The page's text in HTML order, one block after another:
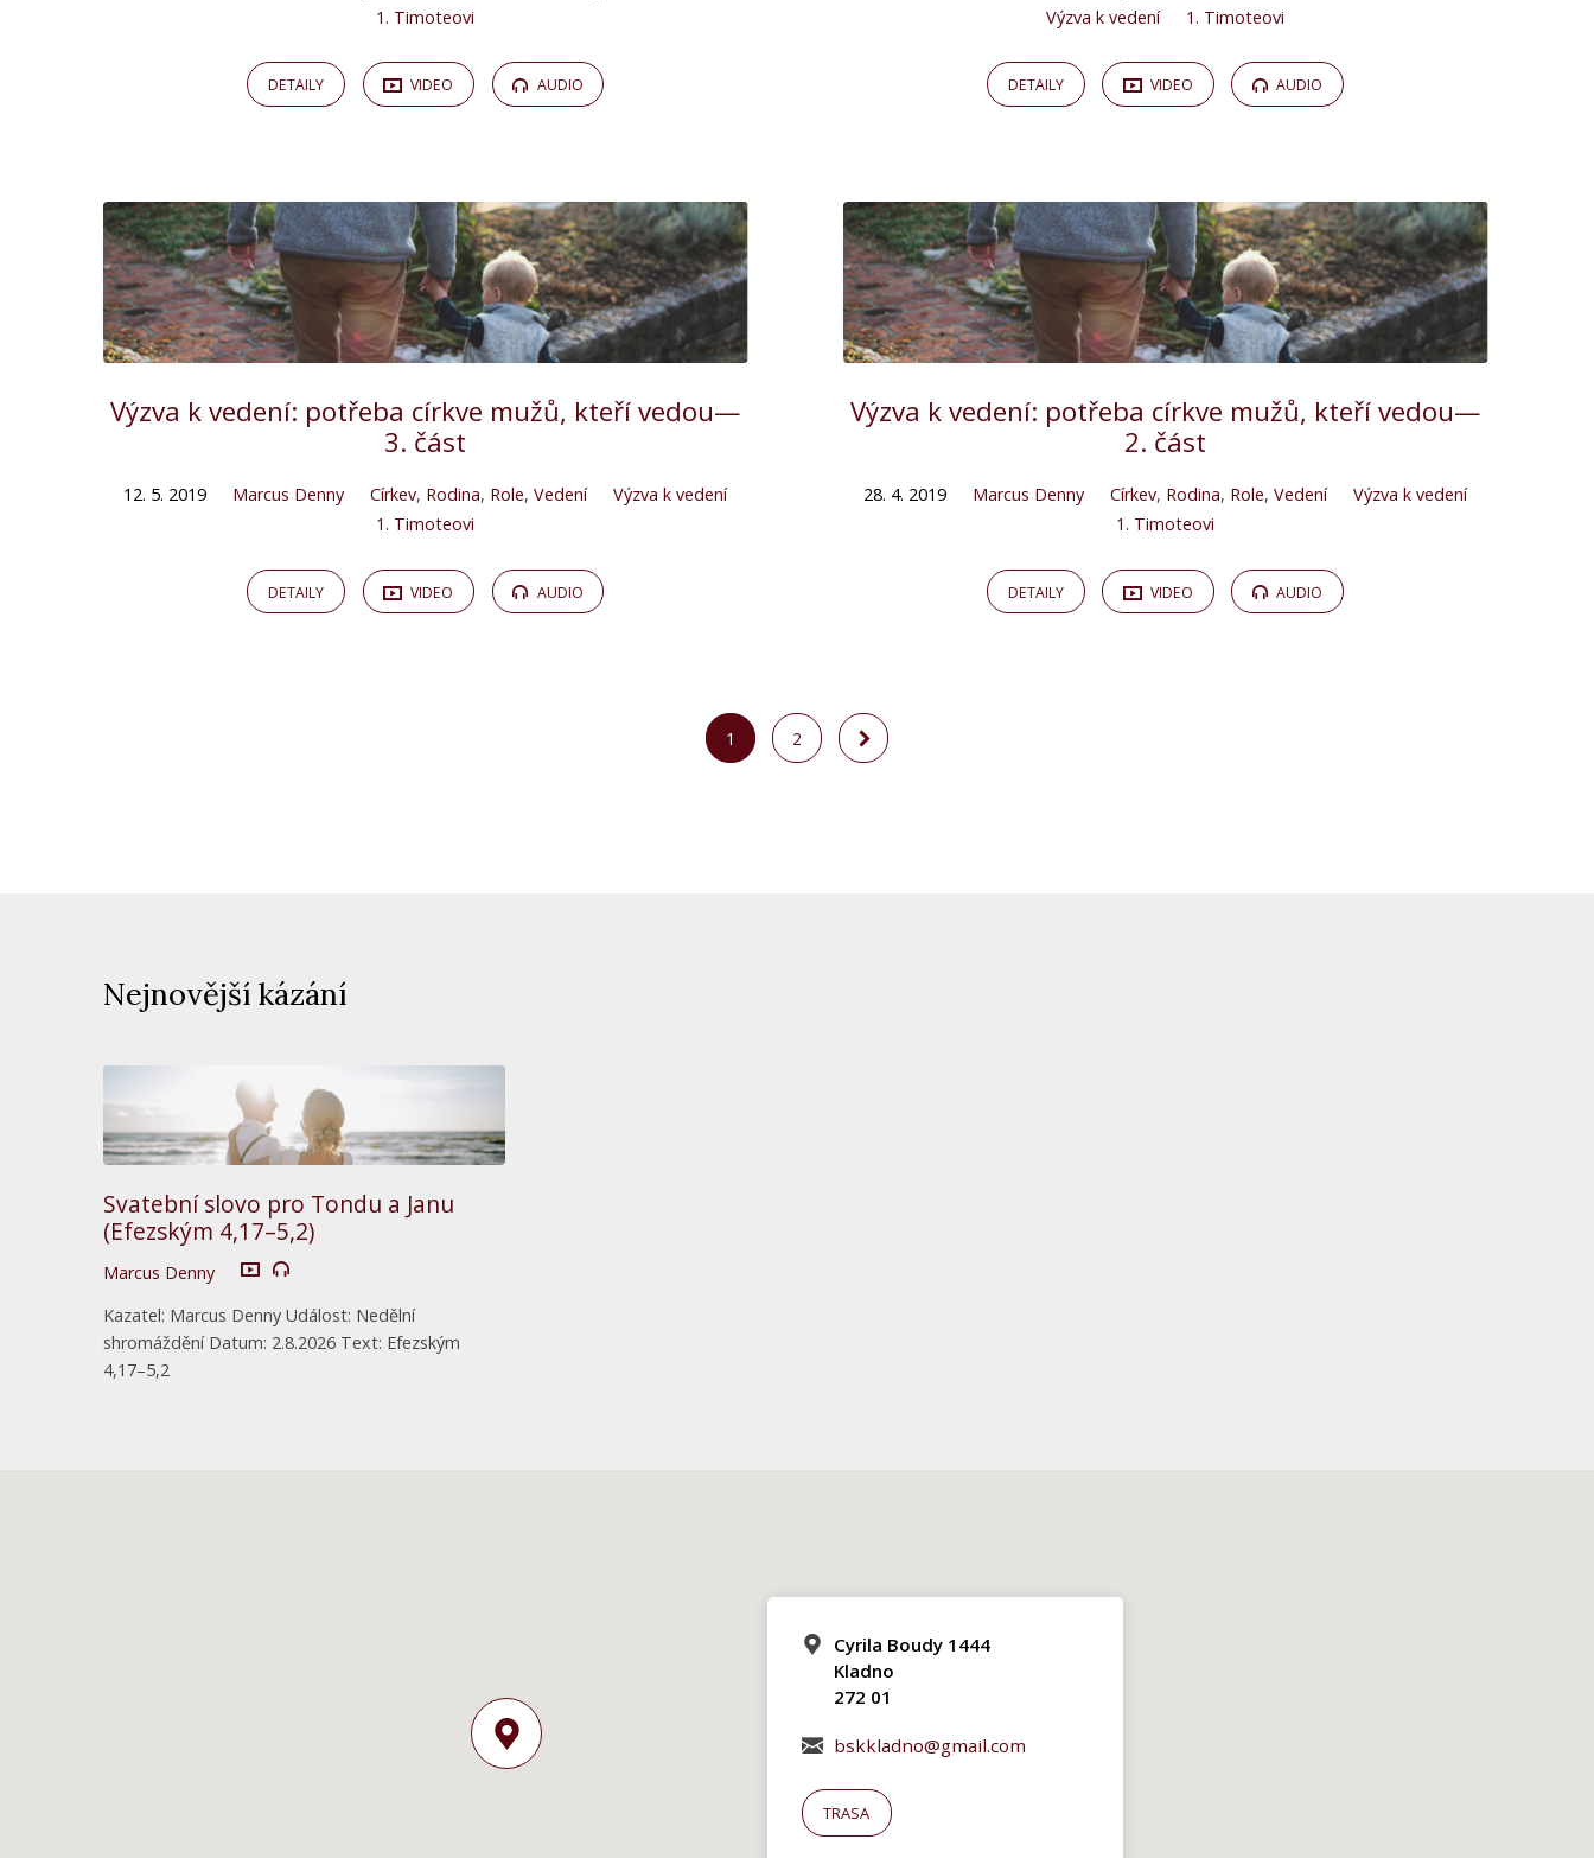
1. Timoteovi
DETAILY VIDEO AUDIO
Výzva k vedení
1. Timoteovi
DETAILY VIDEO AUDIO
Výzva k vedení: potřeba církve mužů, kteří vedou—
3. část
12. 5. 2019 Marcus Denny Církev, Rodina, Role,Vedení
Výzva k vedení
1. Timoteovi
DETAILY VIDEO AUDIO
Výzva k vedení: potřeba církve mužů, kteří vedou—
2. část
28. 4. 2019 Marcus Denny Církev, Rodina, Role,Vedení
Výzva k vedení
1. Timoteovi
DETAILY VIDEO AUDIO
1 2
Nejnovější kázání
Svatební slovo pro Tondu a Janu
(Efezským 4,17–5,2)
Marcus Denny
Kazatel: Marcus Denny Událost: Nedělní
shromáždění Datum: 2.8.2026 Text: Efezským
4,17–5,2
Cyrila Boudy 1444
Kladno
272 01
bskkladno@gmail.com
TRASA